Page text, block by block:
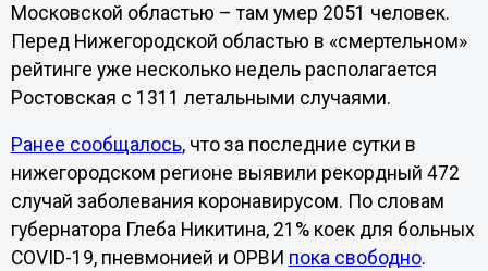
Московской областью – там умер 2051 человек.
Перед Нижегородской областью в «смертельном»
рейтинге уже несколько недель располагается
Ростовская с 1311 летальными случаями.
Ранее сообщалось, что за последние сутки в
нижегородском регионе выявили рекордный 472
случай заболевания коронавирусом. По словам
губернатора Глеба Никитина, 21% коек для больных
COVID-19, пневмонией и ОРВИ пока свободно.